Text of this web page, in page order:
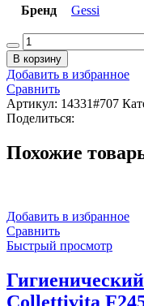
Бренд Gessi
Количество
товара
Гигиенический
душ
Gessi
GESSI316
14331#707
Black
В корзину
Добавить в избранное
Сравнить
Артикул: 14331#707
Поделиться:
Похожие
Добавить в избранное
Сравнить
Быстрый просмотр
Collettivita